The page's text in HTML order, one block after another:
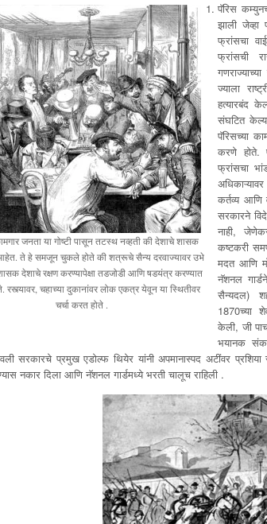
जनता या गोष्टी पासून तटस्थ नव्हती की देशाचे शासक
ते हे समजून चुकले होते की शत्रूचे सैन्य दरवाज्यावर उभे
देशाचे रक्षण करण्यापेक्षा तडजोडी आणि षडयंत्र करण्यात
रस्त्यावर, चहाच्या दुकानांवर लोक एकत्र येवून या स्थितीवर
चर्चा करत होते .
पॅरिस
झाली जेव्हा
फ्रांसचा
फ्रांसची
ज्याला
हत्यारबंद
संघटित
पॅरिसच्या
करणे होते.
फ्रांसचा
कर्तव्य आणि
सरकारने
नाही,
कष्टकरी
मदत आणि
नॅशनल
सैन्यदल)
1870च्या
केली, जी
भयानक
सरकारचे प्रमुख एडोल्फ थियेर यांनी अपमानास्पद अटींवर
नकार दिला आणि नॅशनल गार्डमध्ये भरती चालूच राहिली .